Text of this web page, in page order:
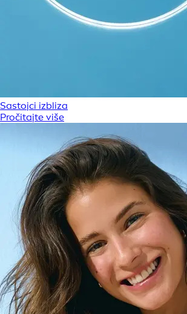
Sastojci izbliza
Pročitajte više